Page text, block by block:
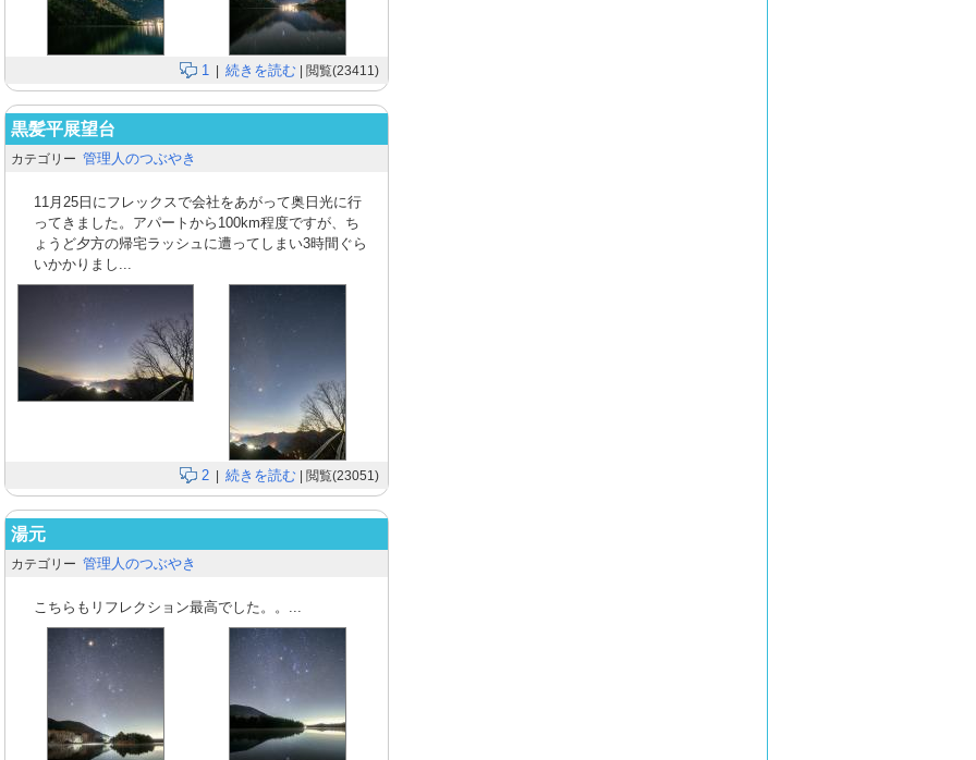
1 | 続きを読む | 閲覧(23411)
黒髪平展望台
カテゴリー 管理人のつぶやき
11月25日にフレックスで会社をあがって奥日光に行
ってきました。アパートから100km程度ですが、ち
ょうど夕方の帰宅ラッシュに遭ってしまい3時間ぐら
いかかりまし...
2 | 続きを読む | 閲覧(23051)
湯元
カテゴリー 管理人のつぶやき
こちらもリフレクション最高でした。。...